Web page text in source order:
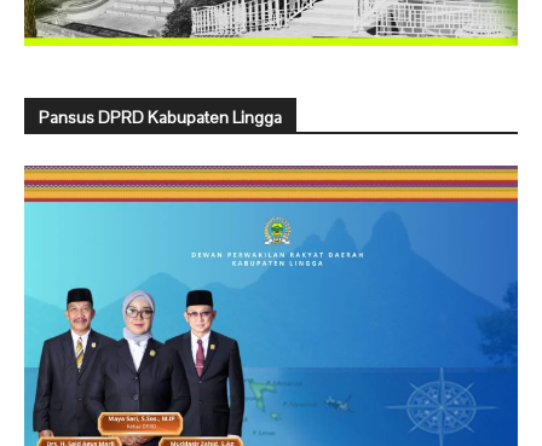
Pansus DPRD Kabupaten Lingga